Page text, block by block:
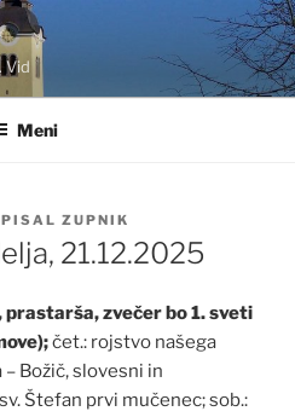
Vid
Meni
ZUPNIK
21.12.2025
prastarša, zvečer bo 1. sveti
čet.: rojstvo našega
Božič, slovesni in
Štefan prvi mučenec; sob.: